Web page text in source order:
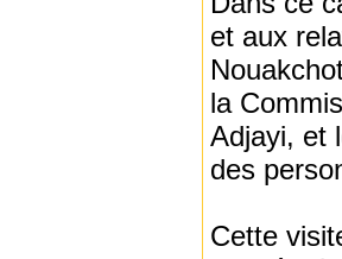
et aux
la
Adjayi, et
des
Cette